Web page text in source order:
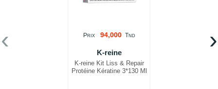
PRIX 94,000 TND
K-reine
K-reine Kit Liss & Repair
Protéine Kératine 3*130 Ml
‹ ›